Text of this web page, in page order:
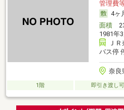
管理費
4ヶ
面積
1981年
Ｊ
バス停
奈良
1階 即引き渡し可